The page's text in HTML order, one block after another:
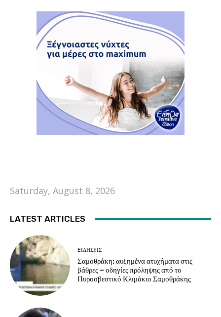
Saturday, August 8, 2026
LATEST ARTICLES
EΙΔΗΣΕΙΣ
Σαμοθράκη: αυξημένα ατυχήματα στις
βάθρες – οδηγίες πρόληψης από το
Πυροσβεστικό Κλιμάκιο Σαμοθράκης